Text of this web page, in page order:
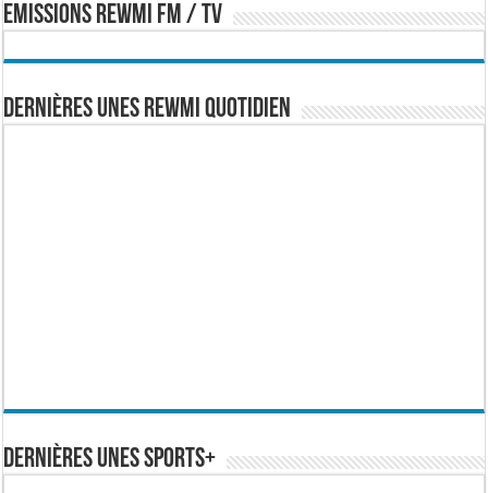
EMISSIONS REWMI FM / TV
Dernières Unes Rewmi Quotidien
Dernières Unes Sports+